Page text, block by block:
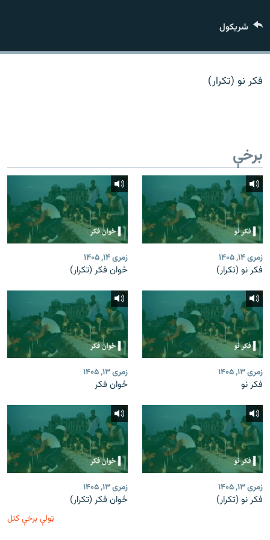
د ازادې اروپا/ ازادي راډيو ټولې پاڼې
شريکول
فکر نو (تکرار)
برخې
زمری ۱۴, ۱۴۰۵
فکر نو (تکرار)
زمری ۱۴, ۱۴۰۵
ځوان فکر (تکرار)
زمری ۱۳, ۱۴۰۵
فکر نو
زمری ۱۳, ۱۴۰۵
ځوان فکر
زمری ۱۳, ۱۴۰۵
فکر نو (تکرار)
زمری ۱۳, ۱۴۰۵
ځوان فکر (تکرار)
ټولې برخې کتل